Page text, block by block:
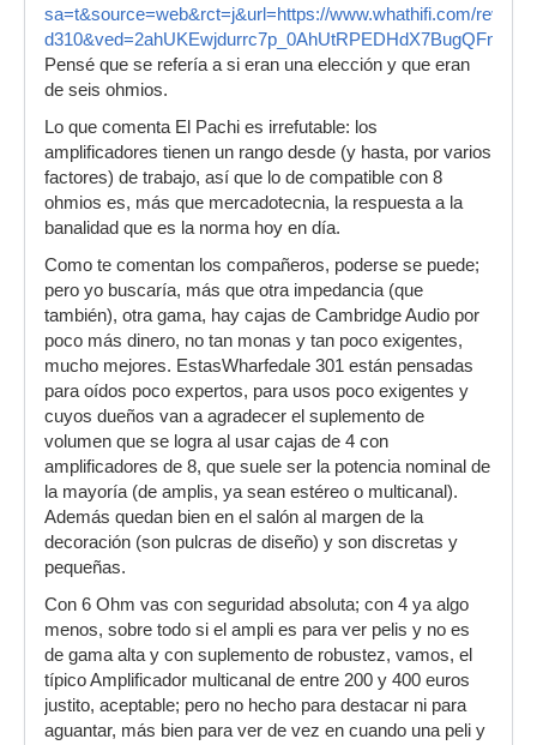
sa=t&source=web&rct=j&url=https://www.whathifi.com/
Pensé que se refería a si eran una elección y que eran
de seis ohmios.
Lo que comenta El Pachi es irrefutable: los
amplificadores tienen un rango desde (y hasta, por varios
factores) de trabajo, así que lo de compatible con 8
ohmios es, más que mercadotecnia, la respuesta a la
banalidad que es la norma hoy en día.
Como te comentan los compañeros, poderse se puede;
pero yo buscaría, más que otra impedancia (que
también), otra gama, hay cajas de Cambridge Audio por
poco más dinero, no tan monas y tan poco exigentes,
mucho mejores. EstasWharfedale 301 están pensadas
para oídos poco expertos, para usos poco exigentes y
cuyos dueños van a agradecer el suplemento de
volumen que se logra al usar cajas de 4 con
amplificadores de 8, que suele ser la potencia nominal de
la mayoría (de amplis, ya sean estéreo o multicanal).
Además quedan bien en el salón al margen de la
decoración (son pulcras de diseño) y son discretas y
pequeñas.
Con 6 Ohm vas con seguridad absoluta; con 4 ya algo
menos, sobre todo si el ampli es para ver pelis y no es
de gama alta y con suplemento de robustez, vamos, el
típico Amplificador multicanal de entre 200 y 400 euros
justito, aceptable; pero no hecho para destacar ni para
aguantar, más bien para ver de vez en cuando una peli y